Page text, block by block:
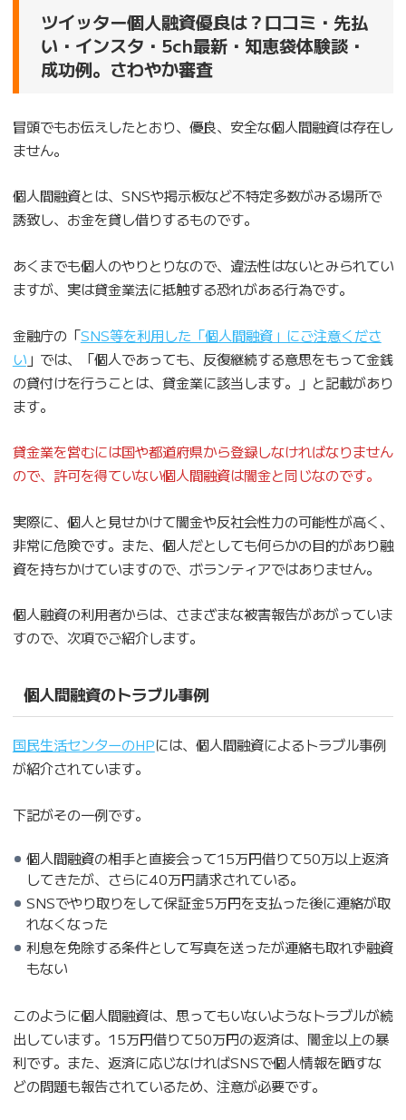
ツイッター個人融資優良は？口コミ・先払
い・インスタ・5ch最新・知恵袋体験談・
成功例。さわやか審査
冒頭でもお伝えしたとおり、優良、安全な個人間融資は存在し
ません。
個人間融資とは、SNSや掲示板など不特定多数がみる場所で
誘致し、お金を貸し借りするものです。
あくまでも個人のやりとりなので、違法性はないとみられてい
ますが、実は貸金業法に抵触する恐れがある行為です。
金融庁の「SNS等を利用した「個人間融資」にご注意くださ
い」では、「個人であっても、反復継続する意思をもって金銭
の貸付けを行うことは、貸金業に該当します。」と記載があり
ます。
貸金業を営むには国や都道府県から登録しなければなりません
ので、許可を得ていない個人間融資は闇金と同じなのです。
実際に、個人と見せかけて闇金や反社会性力の可能性が高く、
非常に危険です。また、個人だとしても何らかの目的があり融
資を持ちかけていますので、ボランティアではありません。
個人融資の利用者からは、さまざまな被害報告があがっていま
すので、次項でご紹介します。
個人間融資のトラブル事例
国民生活センターのHPには、個人間融資によるトラブル事例
が紹介されています。
下記がその一例です。
個人間融資の相手と直接会って15万円借りて50万以上返済
してきたが、さらに40万円請求されている。
SNSでやり取りをして保証金5万円を支払った後に連絡が取
れなくなった
利息を免除する条件として写真を送ったが連絡も取れず融資
もない
このように個人間融資は、思ってもいないようなトラブルが続
出しています。15万円借りて50万円の返済は、闇金以上の暴
利です。また、返済に応じなければSNSで個人情報を晒すな
どの問題も報告されているため、注意が必要です。